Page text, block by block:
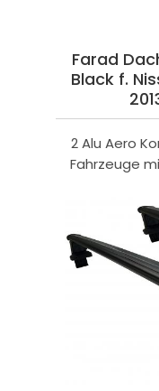
Farad
Black f.
2 Alu Aero
Fahrzeuge